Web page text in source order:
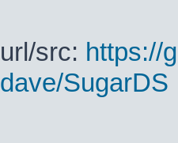
url/src: https://
dave/SugarDS